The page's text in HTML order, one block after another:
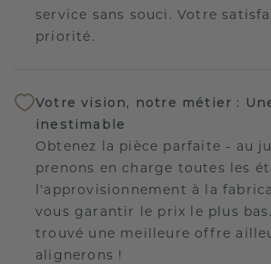
service sans souci. Votre
priorité.
Votre vision, notre métier :
inestimable
Obtenez la pièce parfaite - au
prenons en charge toutes les
l'approvisionnement à la
vous garantir le prix le plus
trouvé une meilleure offre
alignerons !